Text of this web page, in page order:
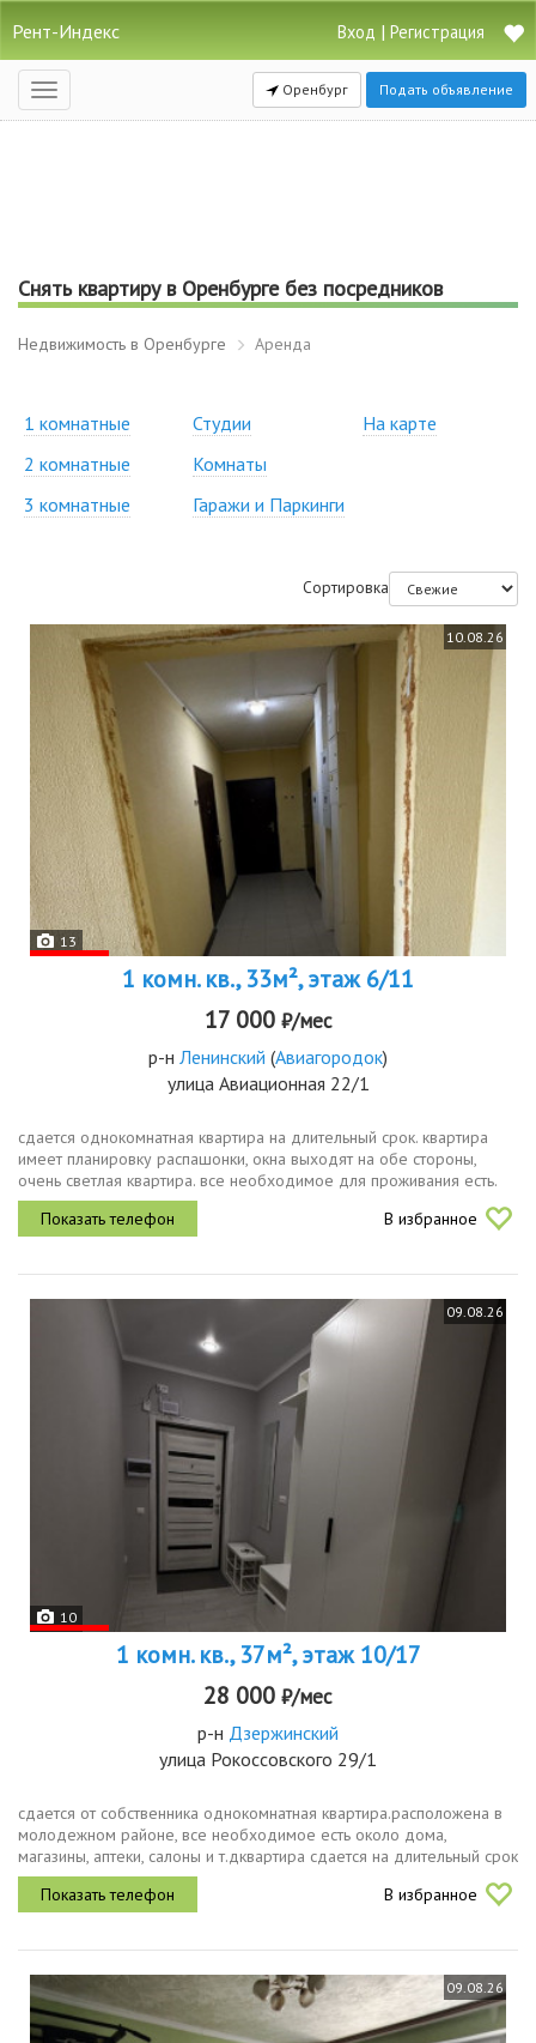
Рент-Индекс Вход | Регистрация
Открыть
навигацию
Оренбург Подать объявление
Снять квартиру в Оренбурге без посредников
Недвижимость в Оренбурге Аренда
1 комнатные
2 комнатные
3 комнатные
Студии
Комнаты
Гаражи и Паркинги
На карте
Сортировка
10.08.26
13
1 комн. кв., 33м², этаж 6/11
17 000 ₽/мес
р-н Ленинский (Авиагородок)
улица Авиационная 22/1
сдается однокомнатная квартира на длительный срок. квартира
имеет планировку распашонки, окна выходят на обе стороны,
очень светлая квартира. все необходимое для проживания есть.
магазины, пункты выдачи, школа, детский сад, остановка, все
находится...
В избранное
09.08.26
10
1 комн. кв., 37м², этаж 10/17
28 000 ₽/мес
р-н Дзержинский
улица Рокоссовского 29/1
сдается от собственника однокомнатная квартира.расположена в
молодежном районе, все необходимое есть около дома,
магазины, аптеки, салоны и т.дквартира сдается на длительный срок
от года. страховой депозитзалог 25000. торг не уместен.в
квартире...
В избранное
09.08.26